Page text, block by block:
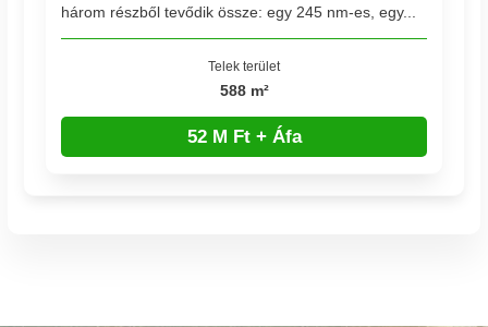
három részből tevődik össze: egy 245 nm-es, egy...
Telek terület
588 m²
52 M Ft + Áfa